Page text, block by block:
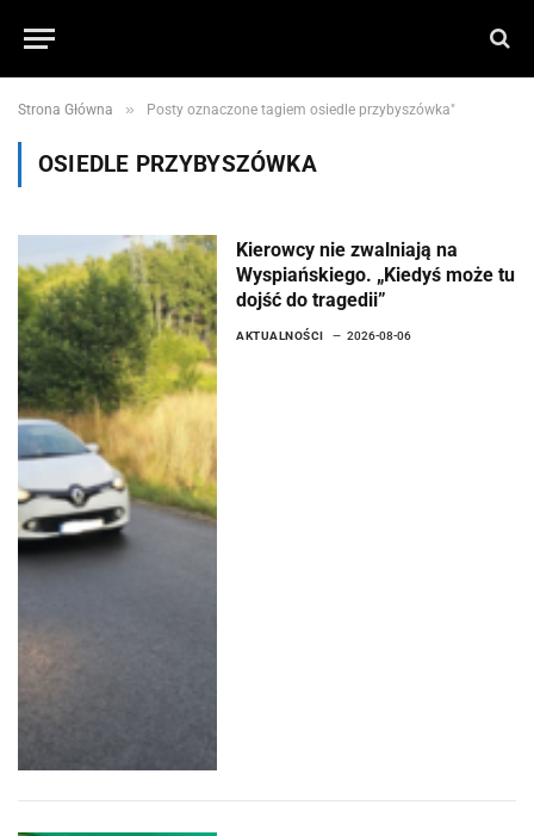
Strona Główna » Posty oznaczone tagiem osiedle przybyszówka"
OSIEDLE PRZYBYSZÓWKA
Kierowcy nie zwalniają na
Wyspiańskiego. „Kiedyś może tu
dojść do tragedii”
AKTUALNOŚCI 2026-08-06